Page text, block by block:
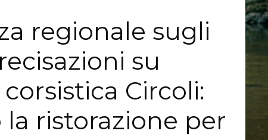
regionale sugli
su
Circoli:
ristorazione per